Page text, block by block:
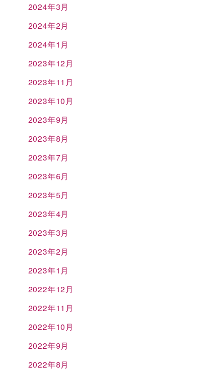
2024年3月
2024年2月
2024年1月
2023年12月
2023年11月
2023年10月
2023年9月
2023年8月
2023年7月
2023年6月
2023年5月
2023年4月
2023年3月
2023年2月
2023年1月
2022年12月
2022年11月
2022年10月
2022年9月
2022年8月